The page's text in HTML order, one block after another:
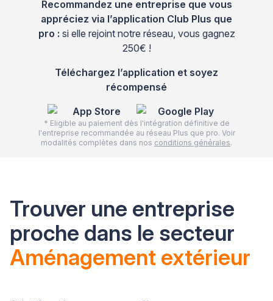
Recommandez une entreprise que vous
appréciez via l’application Club Plus que
pro : si elle rejoint notre réseau, vous gagnez
250€ !
Téléchargez l’application et soyez
récompensé
* Eligible au paiement dès l'intégration définitive de
l'entreprise recommandée au réseau Plus que pro. Voir
modalités complètes dans nos conditions générales.
Trouver une entreprise
proche dans le secteur
Aménagement extérieur